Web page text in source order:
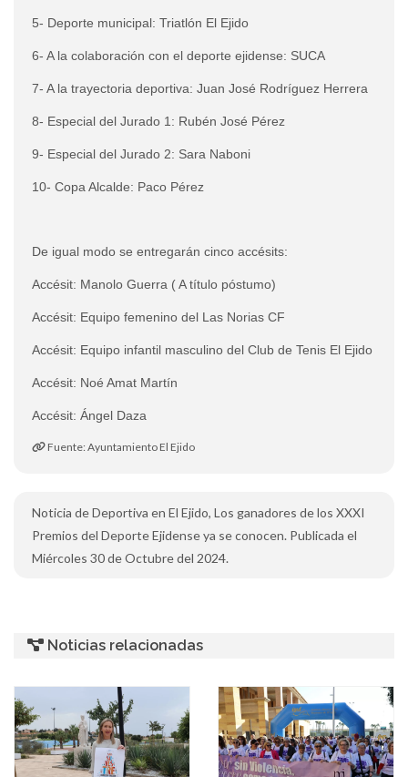
5- Deporte municipal: Triatlón El Ejido
6- A la colaboración con el deporte ejidense: SUCA
7- A la trayectoria deportiva: Juan José Rodríguez Herrera
8- Especial del Jurado 1: Rubén José Pérez
9- Especial del Jurado 2: Sara Naboni
10- Copa Alcalde: Paco Pérez
De igual modo se entregarán cinco accésits:
Accésit: Manolo Guerra ( A título póstumo)
Accésit: Equipo femenino del Las Norias CF
Accésit: Equipo infantil masculino del Club de Tenis El Ejido
Accésit: Noé Amat Martín
Accésit: Ángel Daza
Fuente: Ayuntamiento El Ejido
Noticia de Deportiva en El Ejido, Los ganadores de los XXXI
Premios del Deporte Ejidense ya se conocen. Publicada el
Miércoles 30 de Octubre del 2024.
Noticias relacionadas